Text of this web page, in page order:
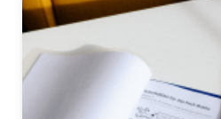
Bildungsangebote für
Leistungsbehörden und
Sozialberatungsstellen
Dokumentationsstelle
Antiziganismus – DOSTA